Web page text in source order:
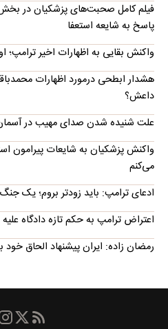
فیلم کامل صحبت‌های پزشکیان در
پاسخ به شایعه استعفا
واکنش بقایی به اظهارات اخیر ترامپ؛
هشدار ابطحی درمورد اظهارات
داعش؟
علت شنیده شدن صدای مهیب در
واکنش پزشکیان به شایعات پیرامون
می‌کنم
ادعای ترامپ: باید زودتر بروم؛ یک
اعتراض ترامپ به حکم تازه دادگاه علیه
رمضان زاده: ایران پیشنهاد الحاق